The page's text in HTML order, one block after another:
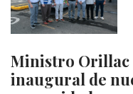
Ministro
inaugural de